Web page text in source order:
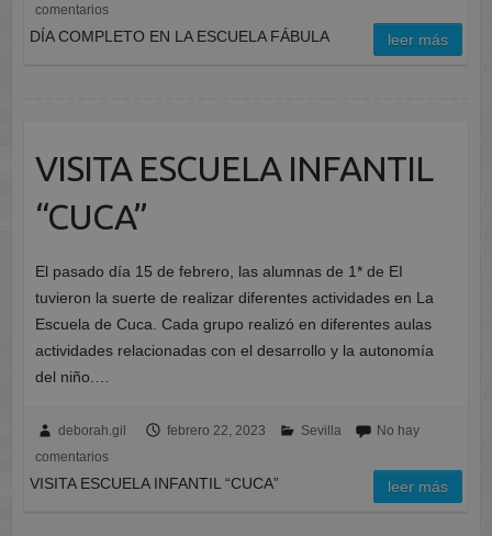
comentarios
DÍA COMPLETO EN LA ESCUELA FÁBULA leer más
VISITA ESCUELA INFANTIL
“CUCA”
El pasado día 15 de febrero, las alumnas de 1* de EI
tuvieron la suerte de realizar diferentes actividades en La
Escuela de Cuca. Cada grupo realizó en diferentes aulas
actividades relacionadas con el desarrollo y la autonomía
del niño.…
deborah.gil febrero 22, 2023 Sevilla
No hay
comentarios
VISITA ESCUELA INFANTIL “CUCA” leer más